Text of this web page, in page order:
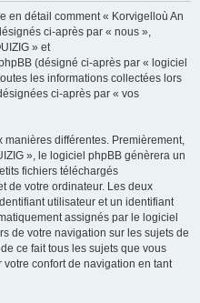
en détail comment « Korvigelloù An
ci-après par « nous »,
» et
(désigné ci-après par « logiciel
les informations collectées lors
ci-après par « vos
différentes. Premièrement,
», le logiciel phpBB génèrera un
fichiers téléchargés
de votre ordinateur. Les deux
utilisateur et un identifiant
assignés par le logiciel
de votre navigation sur les sujets de
ce fait tous les sujets que vous
votre confort de navigation en tant